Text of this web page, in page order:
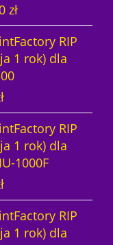
i
:
7
6
,
z
a
w
y
n
i
:
1
7
6
n
a
c
e
w
y
n
o
i
:
złA
k
t
u
n
a
c
e
a
w
y
RIP
1 rok) dla
A
k
t
u
a
l
n
a
c
RIP
1 rok) dla
1000F
A
k
t
u
RIP
1 rok) dla